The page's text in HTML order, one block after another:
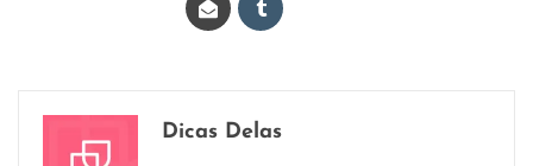
Dicas Delas